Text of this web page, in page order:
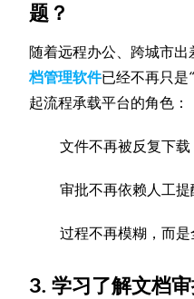
题？
随着远程办公、跨城市
档管理软件已经不再只是
起流程承载平台的角色：
文件不再被反复下
审批不再依赖人工
过程不再模糊，而
3. 学习了解文档